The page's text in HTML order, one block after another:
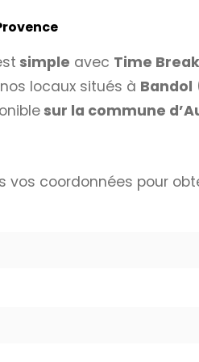
simple avec Time
locaux situés à Bandol
sur la commune
vos coordonnées pour